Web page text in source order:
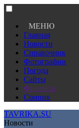
МЕНЮ
Главная
Новости
Справочник
Фотографии
Погода
Сайты
Финансы
Сонник
TAVRIKA.SU
Новости